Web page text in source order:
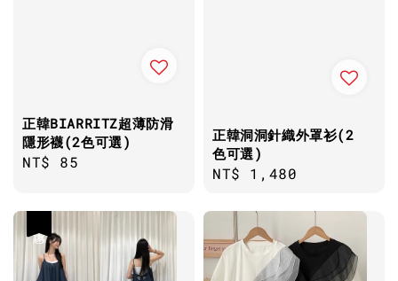
正韓BIARRITZ超薄防滑
隱形襪(2色可選)
Regular
NT$ 85
正韓洞洞針織外罩衫(2
色可選)
Regular
NT$ 1,480